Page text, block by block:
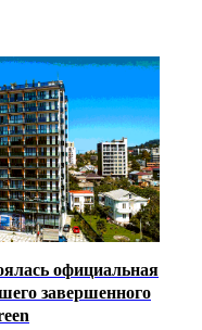
официальная
завершенного